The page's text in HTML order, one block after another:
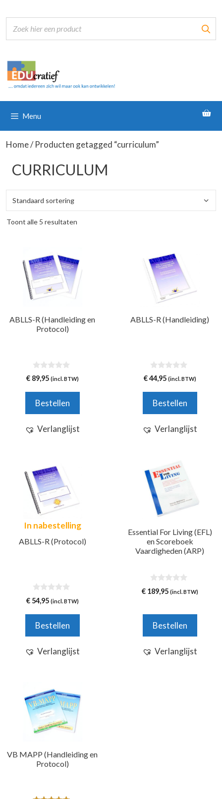
naar
inhoud
Menu
Home/ Producten getagged “curriculum”
CURRICULUM
Toont alle 5 resultaten
ABLLS-R (Handleiding en
Protocol)
0
v
5
€89,95 (incl. BTW)
Bestellen
Verlanglijst
ABLLS-R (Handleiding)
0
v
5
€44,95 (incl. BTW)
Bestellen
Verlanglijst
In nabestelling
ABLLS-R (Protocol)
0
v
5
€54,95 (incl. BTW)
Bestellen
Verlanglijst
Essential For Living (EFL)
en Scoreboek
Vaardigheden (ARP)
0
v
5
€189,95 (incl. BTW)
Bestellen
Verlanglijst
VB MAPP (Handleiding en
Protocol)